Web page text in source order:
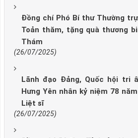
Đồng chí Phó Bí thư Thường
Toản thăm, tặng quà thương
Thám
(26/07/2025)
Lãnh đạo Đảng, Quốc hội tri
Hưng Yên nhân kỷ niệm 78
Liệt sĩ
(26/07/2025)